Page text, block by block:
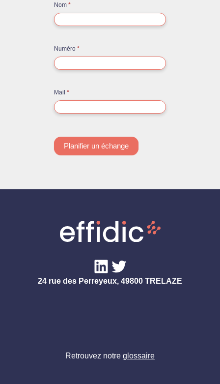
Nom *
Numéro *
Mail *
Planifier un échange
LinkedIn Twitter
24 rue des Perreyeux, 49800 TRELAZE
Retrouvez notre glossaire